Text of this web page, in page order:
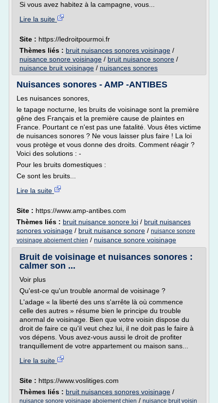
Si vous avez habitez à la campagne, vous...
Lire la suite
Site : https://ledroitpourmoi.fr
Thèmes liés : bruit nuisances sonores voisinage /
nuisance sonore voisinage / bruit nuisance sonore /
nuisance bruit voisinage / nuisances sonores
Nuisances sonores - AMP -ANTIBES
Les nuisances sonores,
le tapage nocturne, les bruits de voisinage sont la première
gêne des Français et la première cause de plaintes en
France. Pourtant ce n'est pas une fatalité. Vous êtes victime
de nuisances sonores ? Ne vous laisser plus faire ! La loi
vous protège et vous donne des droits. Comment réagir ?
Voici des solutions : -
Pour les bruits domestiques :
Ce sont les bruits...
Lire la suite
Site : https://www.amp-antibes.com
Thèmes liés : bruit nuisance sonore loi / bruit nuisances
sonores voisinage / bruit nuisance sonore / nuisance sonore
voisinage aboiement chien / nuisance sonore voisinage
Bruit de voisinage et nuisances sonores :
calmer son ...
Voir plus
Qu'est-ce qu'un trouble anormal de voisinage ?
L'adage « la liberté des uns s'arrête là où commence
celle des autres » résume bien le principe du trouble
anormal de voisinage. Bien que votre voisin dispose du
droit de faire ce qu'il veut chez lui, il ne doit pas le faire à
vos dépens. Vous avez-vous aussi le droit de profiter
tranquillement de votre appartement ou maison sans...
Lire la suite
Site : https://www.voslitiges.com
Thèmes liés : bruit nuisances sonores voisinage /
nuisance sonore voisinage aboiement chien / nuisance bruit voisin